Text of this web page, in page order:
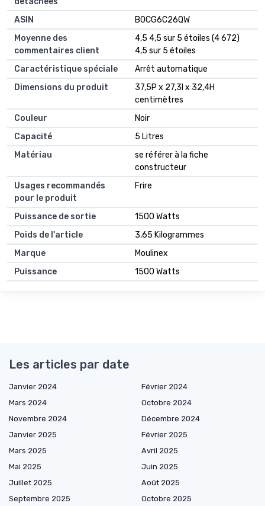
ASIN
B0CG6C26QW
Moyenne des
commentaires client
4,5 4,5 sur 5 étoiles (4 672)
4,5 sur 5 étoiles
Caractéristique spéciale
Arrêt automatique
Dimensions du produit
37,5P x 27,3l x 32,4H
centimètres
Couleur
Noir
Capacité
5 Litres
Matériau
se référer à la fiche
constructeur
Usages recommandés
pour le produit
Frire
Puissance de sortie
1500 Watts
Poids de l'article
3,65 Kilogrammes
Marque
Moulinex
Puissance
1500 Watts
Les articles par date
Janvier 2024
Février 2024
Mars 2024
Octobre 2024
Novembre 2024
Décembre 2024
Janvier 2025
Février 2025
Mars 2025
Avril 2025
Mai 2025
Juin 2025
Juillet 2025
Août 2025
Septembre 2025
Octobre 2025